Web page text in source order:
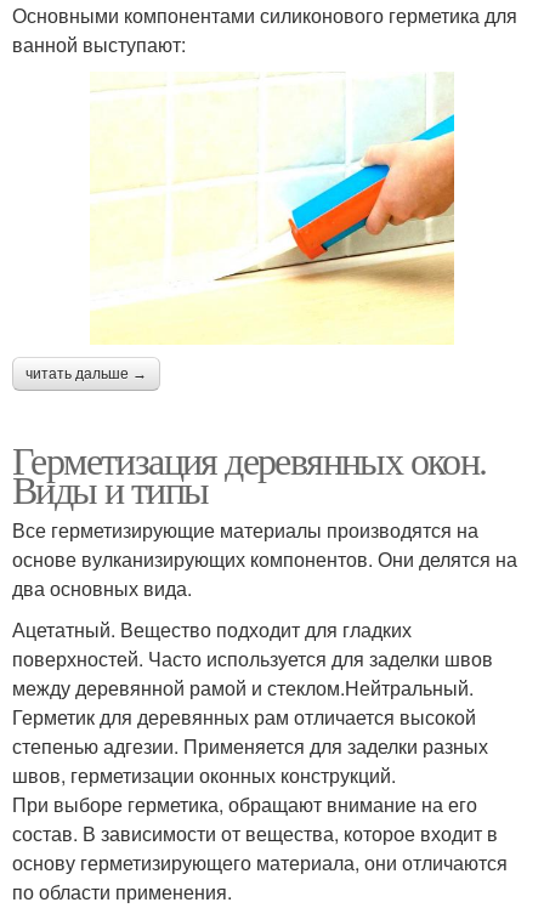
Основными компонентами силиконового герметика для
ванной выступают:
читать дальше →
Герметизация деревянных окон.
Виды и типы
Все герметизирующие материалы производятся на
основе вулканизирующих компонентов. Они делятся на
два основных вида.
Ацетатный. Вещество подходит для гладких
поверхностей. Часто используется для заделки швов
между деревянной рамой и стеклом.Нейтральный.
Герметик для деревянных рам отличается высокой
степенью адгезии. Применяется для заделки разных
швов, герметизации оконных конструкций.
При выборе герметика, обращают внимание на его
состав. В зависимости от вещества, которое входит в
основу герметизирующего материала, они отличаются
по области применения.